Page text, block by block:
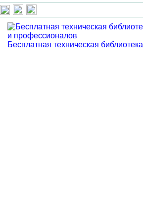
Бесплатная техническая библиотека